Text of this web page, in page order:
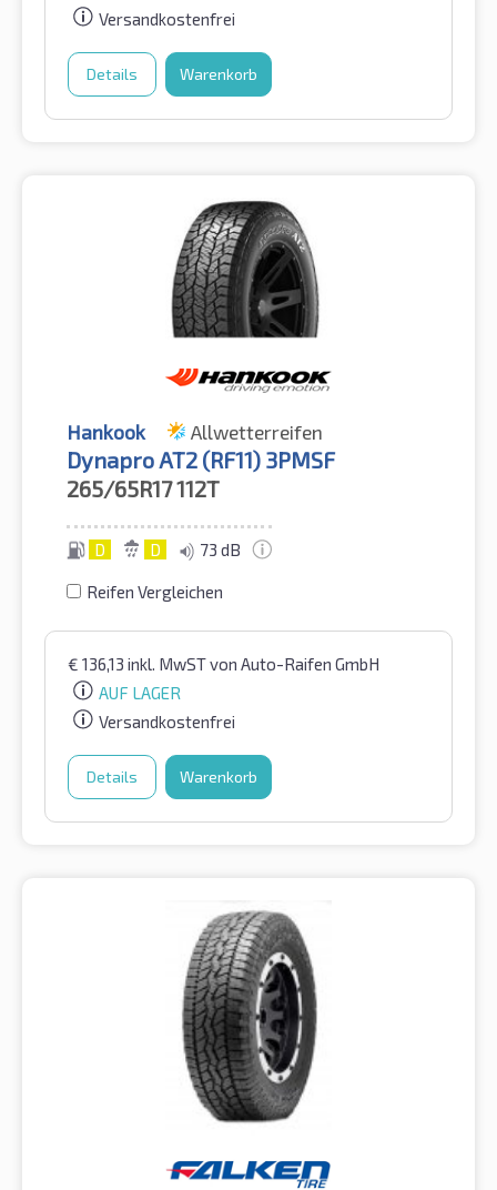
Versandkostenfrei
Details Warenkorb
Hankook Allwetterreifen
Dynapro AT2 (RF11) 3PMSF
265/65R17112T
D D 73 dB
Reifen Vergleichen
€ 136,13 inkl. MwSTvon Auto-Raifen GmbH
AUF LAGER
Versandkostenfrei
Details Warenkorb